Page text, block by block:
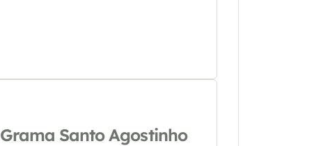
Grama Santo Agostinho